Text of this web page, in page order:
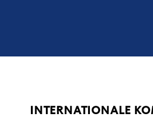
INTERNATIONALE